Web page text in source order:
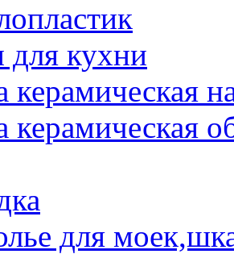
кухни
керамическая
керамическая
для